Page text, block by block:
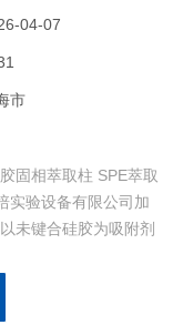
04-07
市
固相萃取柱 SPE萃取
实验设备有限公司加
未键合硅胶为吸附剂
中通过氢键相互作用